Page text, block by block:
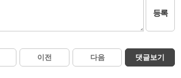
등록
이전 다음 댓글보기